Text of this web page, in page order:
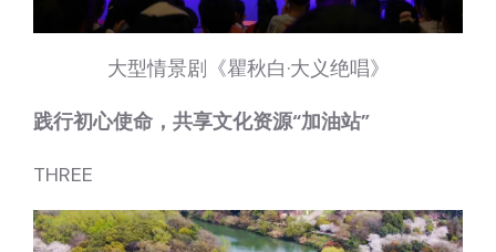
大型情景剧《瞿秋白·大义绝唱》
践行初心使命，共享文化资源“加油站”
THREE